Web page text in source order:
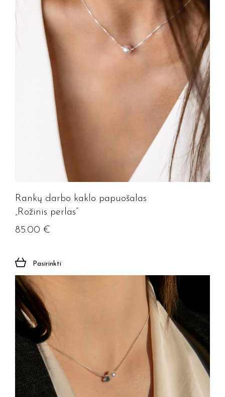
Rankų darbo kaklo papuošalas
„Rožinis perlas”
85.00 €
Pasirinkti